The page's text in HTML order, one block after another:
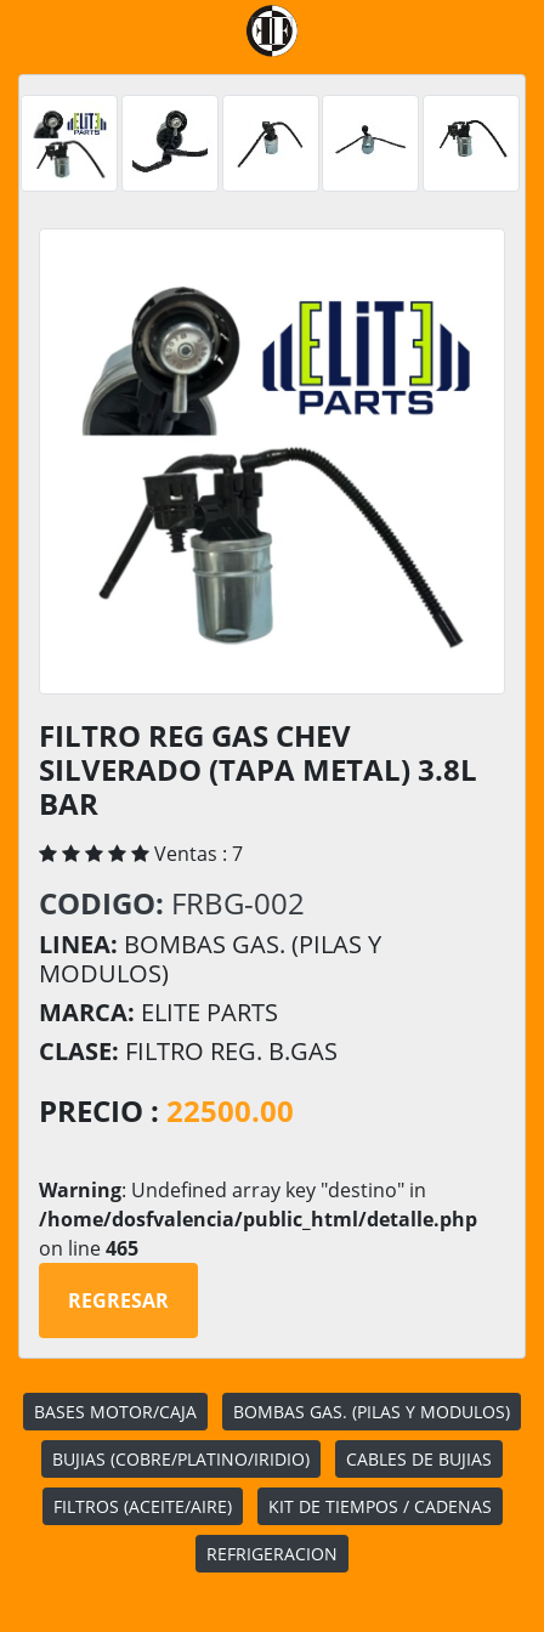
FILTRO REG GAS CHEV
SILVERADO (TAPA METAL) 3.8L
BAR
Ventas : 7
CODIGO: FRBG-002
LINEA: BOMBAS GAS. (PILAS Y
MODULOS)
MARCA: ELITE PARTS
CLASE: FILTRO REG. B.GAS
PRECIO : 22500.00
Warning: Undefined array key "destino" in
/home/dosfvalencia/public_html/detalle.php
on line465
REGRESAR
BASES MOTOR/CAJA BOMBAS GAS. (PILAS Y MODULOS)
BUJIAS (COBRE/PLATINO/IRIDIO) CABLES DE BUJIAS
FILTROS (ACEITE/AIRE) KIT DE TIEMPOS / CADENAS
REFRIGERACION